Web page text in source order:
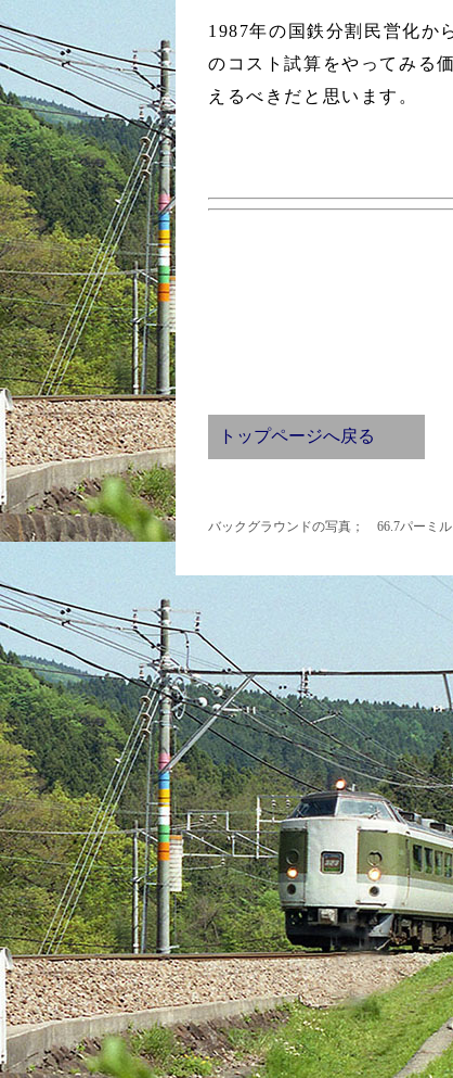
1987年の国鉄分割民営化か
のコスト試算をやってみる
えるべきだと思います。
トップページへ戻る
バックグラウンドの写真； 66.7パーミル